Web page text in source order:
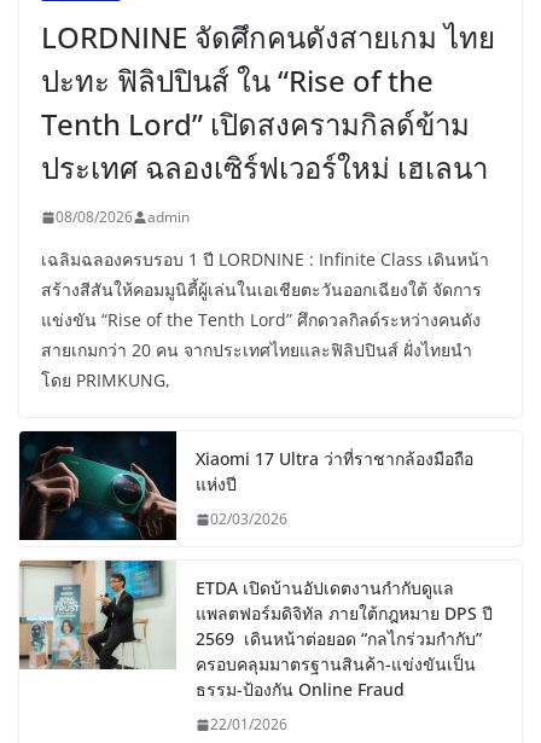
LORDNINE จัดศึกคนดังสายเกม ไทย
ปะทะ ฟิลิปปินส์ ใน “Rise of the
Tenth Lord” เปิดสงครามกิลด์ข้าม
ประเทศ ฉลองเซิร์ฟเวอร์ใหม่ เฮเลนา
08/08/2026 admin
เฉลิมฉลองครบรอบ 1 ปี LORDNINE : Infinite Class เดินหน้า
สร้างสีสันให้คอมมูนิตี้ผู้เล่นในเอเชียตะวันออกเฉียงใต้ จัดการ
แข่งขัน “Rise of the Tenth Lord” ศึกดวลกิลด์ระหว่างคนดัง
สายเกมกว่า 20 คน จากประเทศไทยและฟิลิปปินส์ ฝั่งไทยนำ
โดย PRIMKUNG,
Xiaomi 17 Ultra ว่าที่ราชากล้องมือถือ
แห่งปี
02/03/2026
ETDA เปิดบ้านอัปเดตงานกำกับดูแล
แพลตฟอร์มดิจิทัล ภายใต้กฎหมาย DPS ปี
2569 เดินหน้าต่อยอด “กลไกร่วมกำกับ”
ครอบคลุมมาตรฐานสินค้า-แข่งขันเป็น
ธรรม-ป้องกัน Online Fraud
22/01/2026